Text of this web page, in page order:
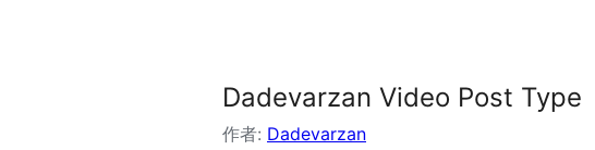
Dadevarzan Video Post Type
作者: Dadevarzan